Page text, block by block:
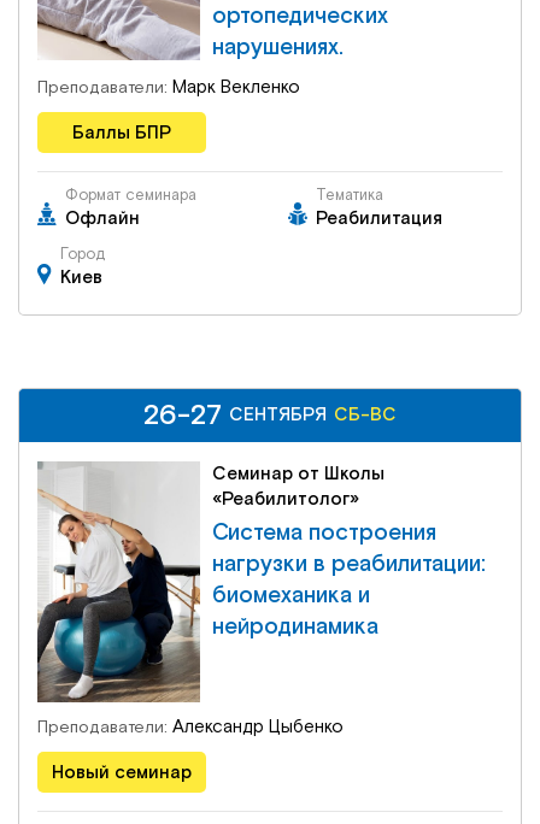
ортопедических
нарушениях.
Преподаватели: Марк Векленко
Баллы БПР
Формат семинара
Офлайн
Тематика
Реабилитация
Город
Киев
Семинар от Школы
«Реабилитолог»
Система построения
нагрузки в реабилитации:
биомеханика и
нейродинамика
Преподаватели: Александр Цыбенко
Новый семинар
СБ-ВС 26-27 СЕНТЯБРЯ
26-27 СЕНТЯБРЯ СБ-ВС